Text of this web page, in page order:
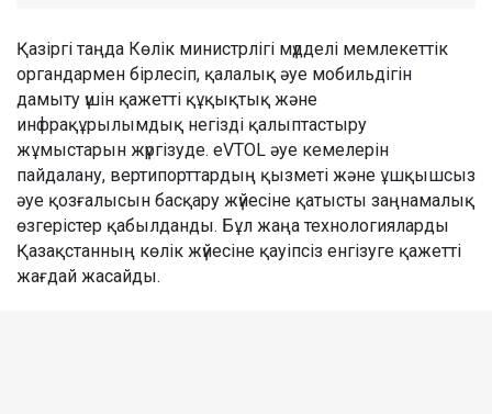
Қазіргі таңда Көлік министрлігі мүдделі мемлекеттік
органдармен бірлесіп, қалалық әуе мобильдігін
дамыту үшін қажетті құқықтық және
инфрақұрылымдық негізді қалыптастыру
жұмыстарын жүргізуде. eVTOL әуе кемелерін
пайдалану, вертипорттардың қызметі және ұшқышсыз
әуе қозғалысын басқару жүйесіне қатысты заңнамалық
өзгерістер қабылданды. Бұл жаңа технологияларды
Қазақстанның көлік жүйесіне қауіпсіз енгізуге қажетті
жағдай жасайды.